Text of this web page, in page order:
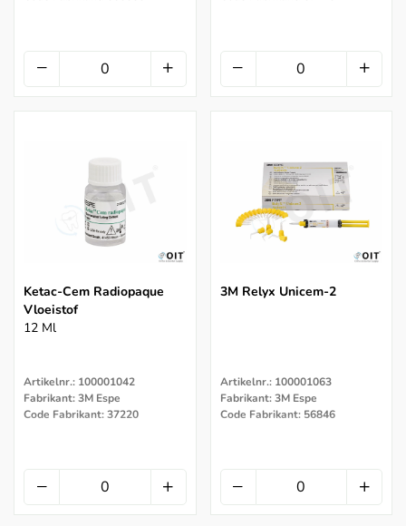
Ketac-Cem Radiopaque
Vloeistof
12 Ml
Artikelnr.: 100001042
Fabrikant: 3M Espe
Code Fabrikant: 37220
3M Relyx Unicem-2
Artikelnr.: 100001063
Fabrikant: 3M Espe
Code Fabrikant: 56846